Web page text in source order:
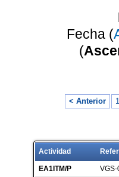
Fecha (
(
< Anterior 1
Actividad
EA1ITM/P